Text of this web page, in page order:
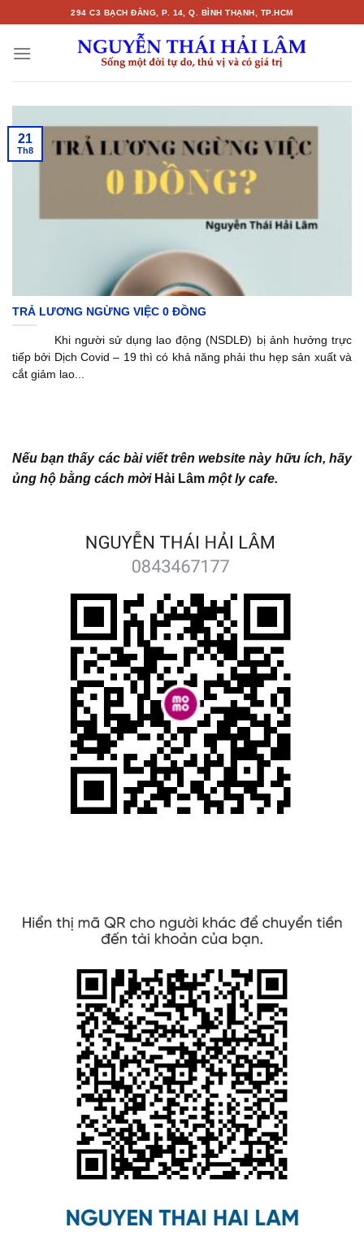
content
294 C3 BẠCH ĐẰNG, P. 14, Q. BÌNH THẠNH, TP.HCM
TRẢ LƯƠNG NGỪNG VIỆC 0 ĐỒNG
Khi người sử dụng lao động (NSDLĐ) bị ảnh hưởng trực
tiếp bởi Dịch Covid – 19 thì có khả năng phải thu hẹp sản xuất và
cắt giảm lao...
21
Th8
Nếu bạn thấy các bài viết trên website này hữu ích, hãy
ủng hộ bằng cách mời Hải Lâm một ly cafe.